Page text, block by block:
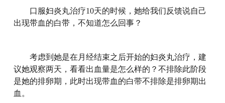
口服妇炎丸治疗10天的时候，她给我们反馈说自己
出现带血的白带，不知道怎么回事？
考虑到她是在月经结束之后开始的妇炎丸治疗，建
议她观察两天，看看出血量是怎么样的？不排除此阶段
是她的排卵期，此时出现带血的白带不排除是排卵期出
血。